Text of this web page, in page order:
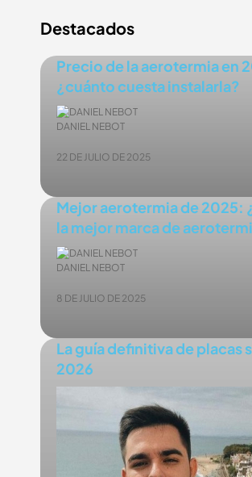
Destacados
Precio de la aerotermia en
¿cuánto cuesta instalarla?
DANIEL NEBOT
22 DE JULIO DE 2025
Mejor aerotermia de 2025:
la mejor marca de
DANIEL NEBOT
8 DE JULIO DE 2025
La guía definitiva de placas
2026